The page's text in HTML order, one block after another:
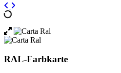
RAL-Farbkarte